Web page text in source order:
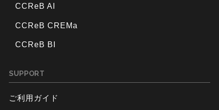
CCReB AI
CCReB CREMa
CCReB BI
SUPPORT
ご利用ガイド